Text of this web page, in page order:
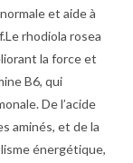
et aide à
Le rhodiola rosea
la force et
B6, qui
De l’acide
aminés, et de la
énergétique,